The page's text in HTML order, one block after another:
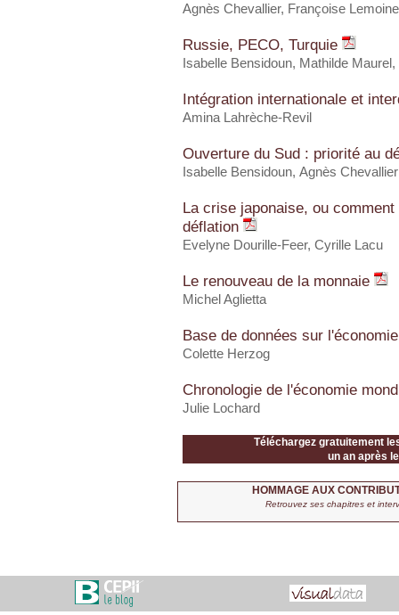
Agnès Chevallier, Françoise
Russie, PECO, Turquie
Isabelle Bensidoun, Mathilde
Intégration internationale et
Amina Lahrèche-Revil
Ouverture du Sud : priorité au
Isabelle Bensidoun, Agnès Chevallier
La crise japonaise, ou
déflation
Evelyne Dourille-Feer, Cyrille Lacu
Le renouveau de la monnaie
Michel Aglietta
Base de données sur
Colette Herzog
Chronologie de l'économie
Julie Lochard
Téléchargez gratuitement
un an après
HOMMAGE AUX
Retrouvez ses chapitres et